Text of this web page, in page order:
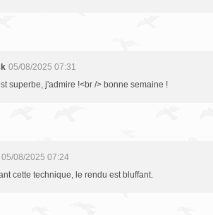
05/08/2025 07:31
superbe, j'admire !<br /> bonne semaine !
05/08/2025 07:24
cette technique, le rendu est bluffant.